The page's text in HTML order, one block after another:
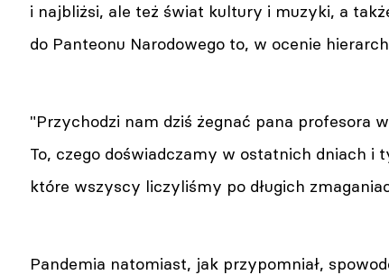
i najbliżsi, ale też świat kultury i muzyki, a
do Panteonu Narodowego to, w ocenie
"Przychodzi nam dziś żegnać pana profesora
To, czego doświadczamy w ostatnich dniach
które wszyscy liczyliśmy po długich
Pandemia natomiast, jak przypomniał,